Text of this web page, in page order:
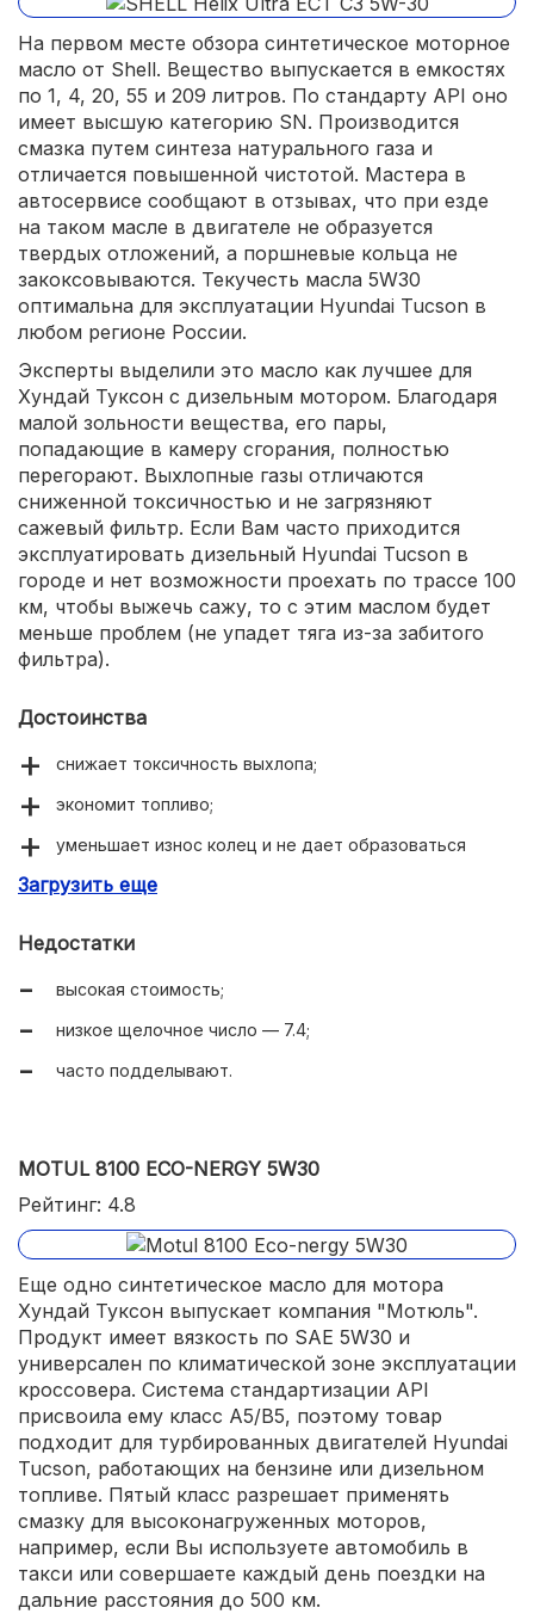
На первом месте обзора синтетическое моторное
масло от Shell. Вещество выпускается в емкостях
по 1, 4, 20, 55 и 209 литров. По стандарту API оно
имеет высшую категорию SN. Производится
смазка путем синтеза натурального газа и
отличается повышенной чистотой. Мастера в
автосервисе сообщают в отзывах, что при езде
на таком масле в двигателе не образуется
твердых отложений, а поршневые кольца не
закоксовываются. Текучесть масла 5W30
оптимальна для эксплуатации Hyundai Tucson в
любом регионе России.
Эксперты выделили это масло как лучшее для
Хундай Туксон с дизельным мотором. Благодаря
малой зольности вещества, его пары,
попадающие в камеру сгорания, полностью
перегорают. Выхлопные газы отличаются
сниженной токсичностью и не загрязняют
сажевый фильтр. Если Вам часто приходится
эксплуатировать дизельный Hyundai Tucson в
городе и нет возможности проехать по трассе 100
км, чтобы выжечь сажу, то с этим маслом будет
меньше проблем (не упадет тяга из-за забитого
фильтра).
Достоинства
снижает токсичность выхлопа;
экономит топливо;
уменьшает износ колец и не дает образоваться
Загрузить еще
Недостатки
высокая стоимость;
низкое щелочное число — 7.4;
часто подделывают.
MOTUL 8100 ECO-NERGY 5W30
Рейтинг: 4.8
Еще одно синтетическое масло для мотора
Хундай Туксон выпускает компания "Мотюль".
Продукт имеет вязкость по SAE 5W30 и
универсален по климатической зоне эксплуатации
кроссовера. Система стандартизации API
присвоила ему класс А5/В5, поэтому товар
подходит для турбированных двигателей Hyundai
Tucson, работающих на бензине или дизельном
топливе. Пятый класс разрешает применять
смазку для высоконагруженных моторов,
например, если Вы используете автомобиль в
такси или совершаете каждый день поездки на
дальние расстояния до 500 км.